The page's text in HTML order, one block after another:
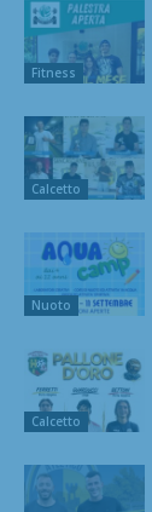
Fitness
Calcetto
Nuoto
Calcetto